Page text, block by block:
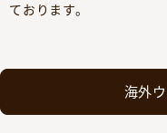
ております。
海外